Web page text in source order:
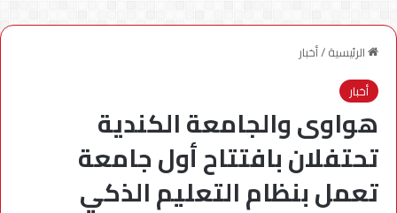
الرئيسية/أخبار
أخبار
هواوى والجامعة الكندية
تحتفلان بافتتاح أول جامعة
تعمل بنظام التعليم الذكي